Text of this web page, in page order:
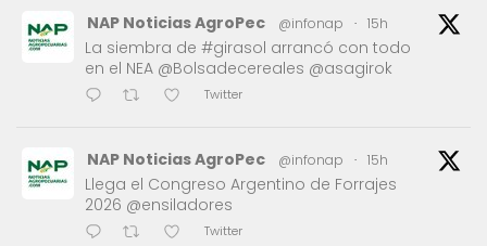
NAP Noticias AgroPec @infonap · 15h
La siembra de #girasol arrancó con todo
en el NEA @Bolsadecereales @asagirok
Twitter
NAP Noticias AgroPec @infonap · 15h
Llega el Congreso Argentino de Forrajes
2026 @ensiladores
Twitter